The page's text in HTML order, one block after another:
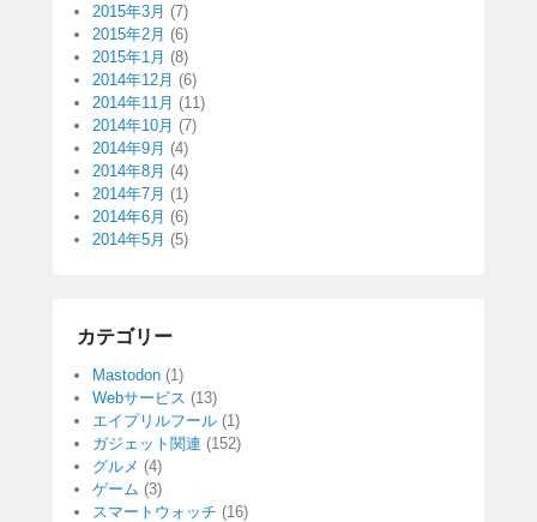
2015年3月 (7)
2015年2月 (6)
2015年1月 (8)
2014年12月 (6)
2014年11月 (11)
2014年10月 (7)
2014年9月 (4)
2014年8月 (4)
2014年7月 (1)
2014年6月 (6)
2014年5月 (5)
カテゴリー
Mastodon (1)
Webサービス (13)
エイプリルフール (1)
ガジェット関連 (152)
グルメ (4)
ゲーム (3)
スマートウォッチ (16)